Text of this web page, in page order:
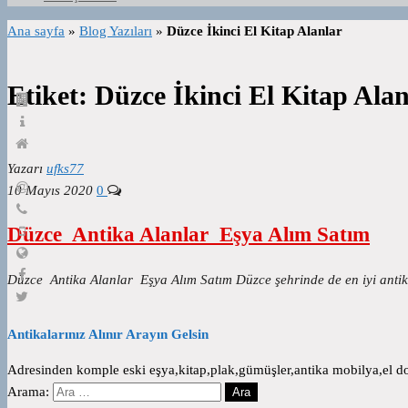
Ana sayfa » Blog Yazıları » Düzce İkinci El Kitap Alanlar
Etiket: Düzce İkinci El Kitap
Yazarı ufks77
10 Mayıs 2020 0
Düzce Antika Alanlar Eşya Alım Satım
Düzce Antika Alanlar Eşya Alım Satım Düzce şehrinde de en iyi
Antikalarınız Alınır Arayın Gelsin
Adresinden komple eski eşya,kitap,plak,gümüşler,antika mobilya,el
Arama: